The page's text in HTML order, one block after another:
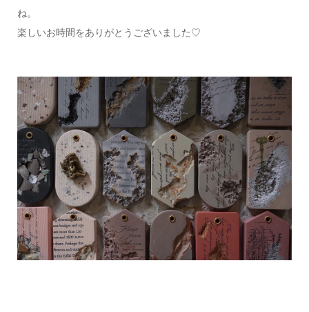
ね。
楽しいお時間をありがとうございました♡